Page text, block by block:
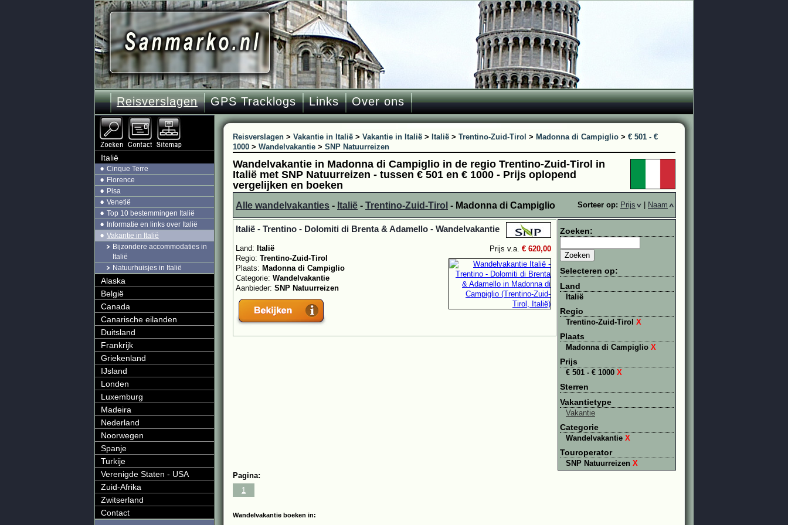
Reisverslagen GPS Tracklogs Links Over ons
Reisverslagen > Vakantie in Italië > Vakantie in Italië > Italië > Trentino-Zuid-Tirol > Madonna di Campiglio > € 501 - €
1000 > Wandelvakantie > SNP Natuurreizen
Wandelvakantie in Madonna di Campiglio in de regio Trentino-Zuid-Tirol in
Italië met SNP Natuurreizen - tussen € 501 en € 1000 - Prijs oplopend
vergelijken en boeken
Alle wandelvakanties - Italië - Trentino-Zuid-Tirol - Madonna di Campiglio Sorteer op: Prijs Naam
Italië - Trentino - Dolomiti di Brenta & Adamello - Wandelvakantie
Prijs v.a. € 620,00
Land: Italië
Regio: Trentino-Zuid-Tirol
Plaats: Madonna di Campiglio
Categorie: Wandelvakantie
Aanbieder: SNP Natuurreizen
Zoeken:
Selecteren op:
Land
Italië
Regio
Trentino-Zuid-Tirol X
Plaats
Madonna di Campiglio X
Prijs
€ 501 - € 1000 X
Sterren
Vakantietype
Vakantie
Categorie
Wandelvakantie X
Touroperator
SNP Natuurreizen X
Pagina:
1
Wandelvakantie boeken in:
Italië
Cinque Terre
Florence
Pisa
Venetië
Top 10 bestemmingen Italië
Informatie en links over Italië
Vakantie in Italië
Bijzondere accommodaties in
Italië
Natuurhuisjes in Italië
Alaska
België
Canada
Canarische eilanden
Duitsland
Frankrijk
Griekenland
IJsland
Londen
Luxemburg
Madeira
Nederland
Noorwegen
Spanje
Turkije
Verenigde Staten - USA
Zuid-Afrika
Zwitserland
Contact